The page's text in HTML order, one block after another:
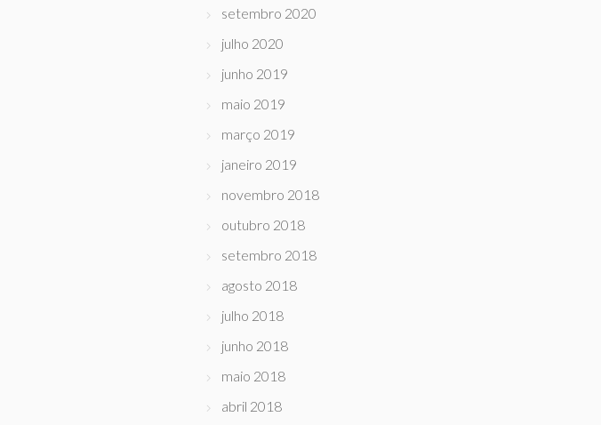
setembro 2020
julho 2020
junho 2019
maio 2019
março 2019
janeiro 2019
novembro 2018
outubro 2018
setembro 2018
agosto 2018
julho 2018
junho 2018
maio 2018
abril 2018